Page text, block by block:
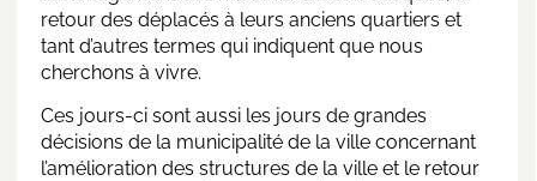
retour des déplacés à leurs anciens quartiers et
tant d’autres termes qui indiquent que nous
cherchons à vivre.
Ces jours-ci sont aussi les jours de grandes
décisions de la municipalité de la ville concernant
l’amélioration des structures de la ville et le retour